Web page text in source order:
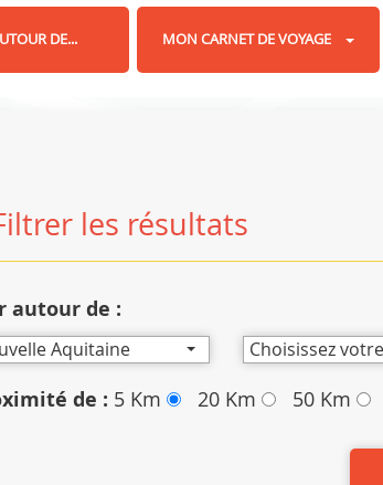
DE... MON CARNET DE VOYAGE
les résultats
autour de :
Aquitaine Choisissez
de : 5 Km 20 Km 50 Km